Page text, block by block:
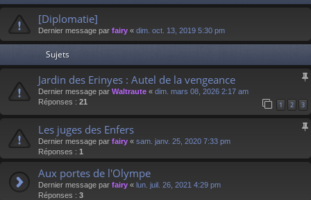
[Diplomatie]
Dernier message par fairy « dim. oct. 13, 2019 5:30 pm
Sujets
Jardin des Erinyes : Autel de la vengeance
Dernier message par Waltraute « dim. mars 08, 2026 2:17 am
Réponses : 21 1 2 3
Les juges des Enfers
Dernier message par fairy « sam. janv. 25, 2020 7:33 pm
Réponses : 1
Aux portes de l'Olympe
Dernier message par fairy « lun. juil. 26, 2021 4:29 pm
Réponses : 3